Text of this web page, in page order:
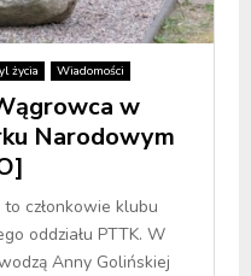
życia Wiadomości
w
Narodowym
to członkowie klubu
oddziału PTTK. W
Anny Golińskiej